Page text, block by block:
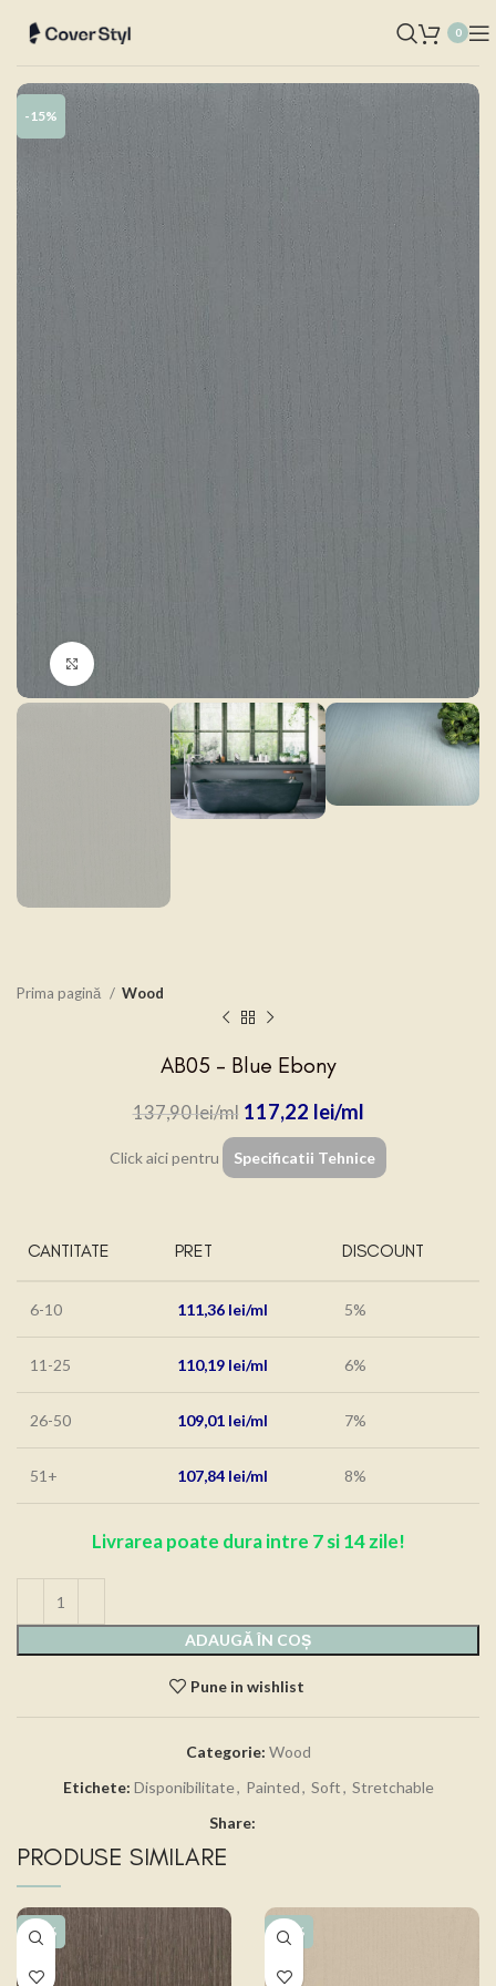
0
-15%
Prima pagină Wood
AB05 – Blue Ebony
137,90lei 117,22 lei
Click aici pentru Specificatii Tehnice
CANTITATE PRET DISCOUNT
6-10 111,36 lei 5%
11-25 110,19 lei 6%
26-50 109,01 lei 7%
51+ 107,84 lei 8%
Livrarea poate dura intre 7 si 14 zile!
ADAUGĂ ÎN COȘ
Pune in wishlist
Categorie: Wood
Etichete: Disponibilitate, Painted, Soft, Stretchable
Share:
PRODUSE SIMILARE
-15% -15%